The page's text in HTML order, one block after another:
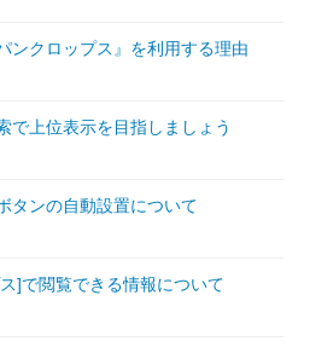
ンクロップス』を利用する理由
で上位表示を目指しましょう
タンの自動設置について
]で閲覧できる情報について